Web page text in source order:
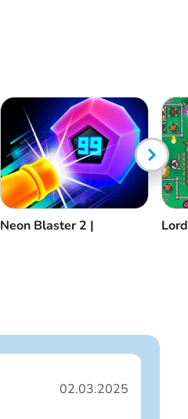
Neon Blaster 2 |
02.03.2025